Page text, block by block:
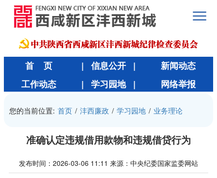
首 页 | 信息公开 |
新闻动态
工作动态
| 学习园地 | 网络举报
您的当前位置: 首页 / 沣西廉政 / 学习园地 / 业务理论
准确认定违规借用款物和违规借贷行为
发布时间：2026-03-06 11:11 来源：中央纪委国家监委网站